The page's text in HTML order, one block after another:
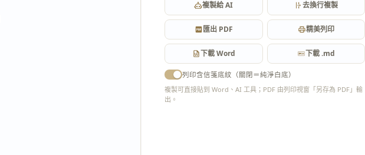
複製給 AI 去換行複製
匯出 PDF 精美列印
下載 Word 下載 .md
列印含信箋底紋（關閉＝純淨白底）
複製可直接貼到 Word、AI 工具；PDF 由列印視窗「另存為 PDF」輸
出。